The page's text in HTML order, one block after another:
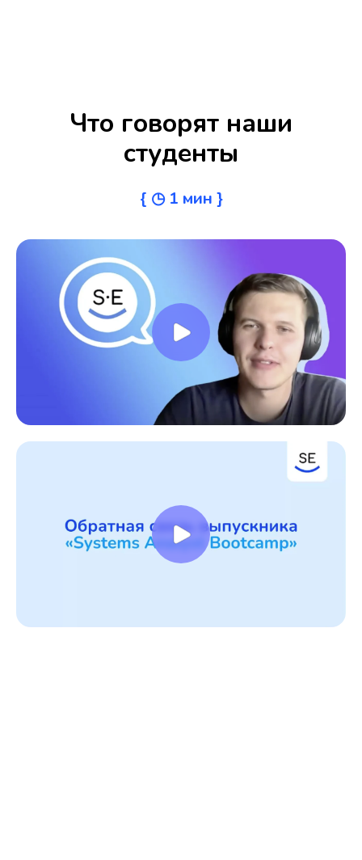
Что говорят наши
студенты
{ ◷ 1 мин }